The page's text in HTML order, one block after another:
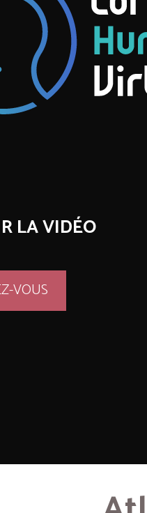
LA VIDÉO
VOUS